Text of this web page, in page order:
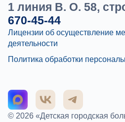
1 линия В. О. 58,
670-45-44
Лицензии об осуществление
деятельности
Политика обработки
© 2026 «Детская городская